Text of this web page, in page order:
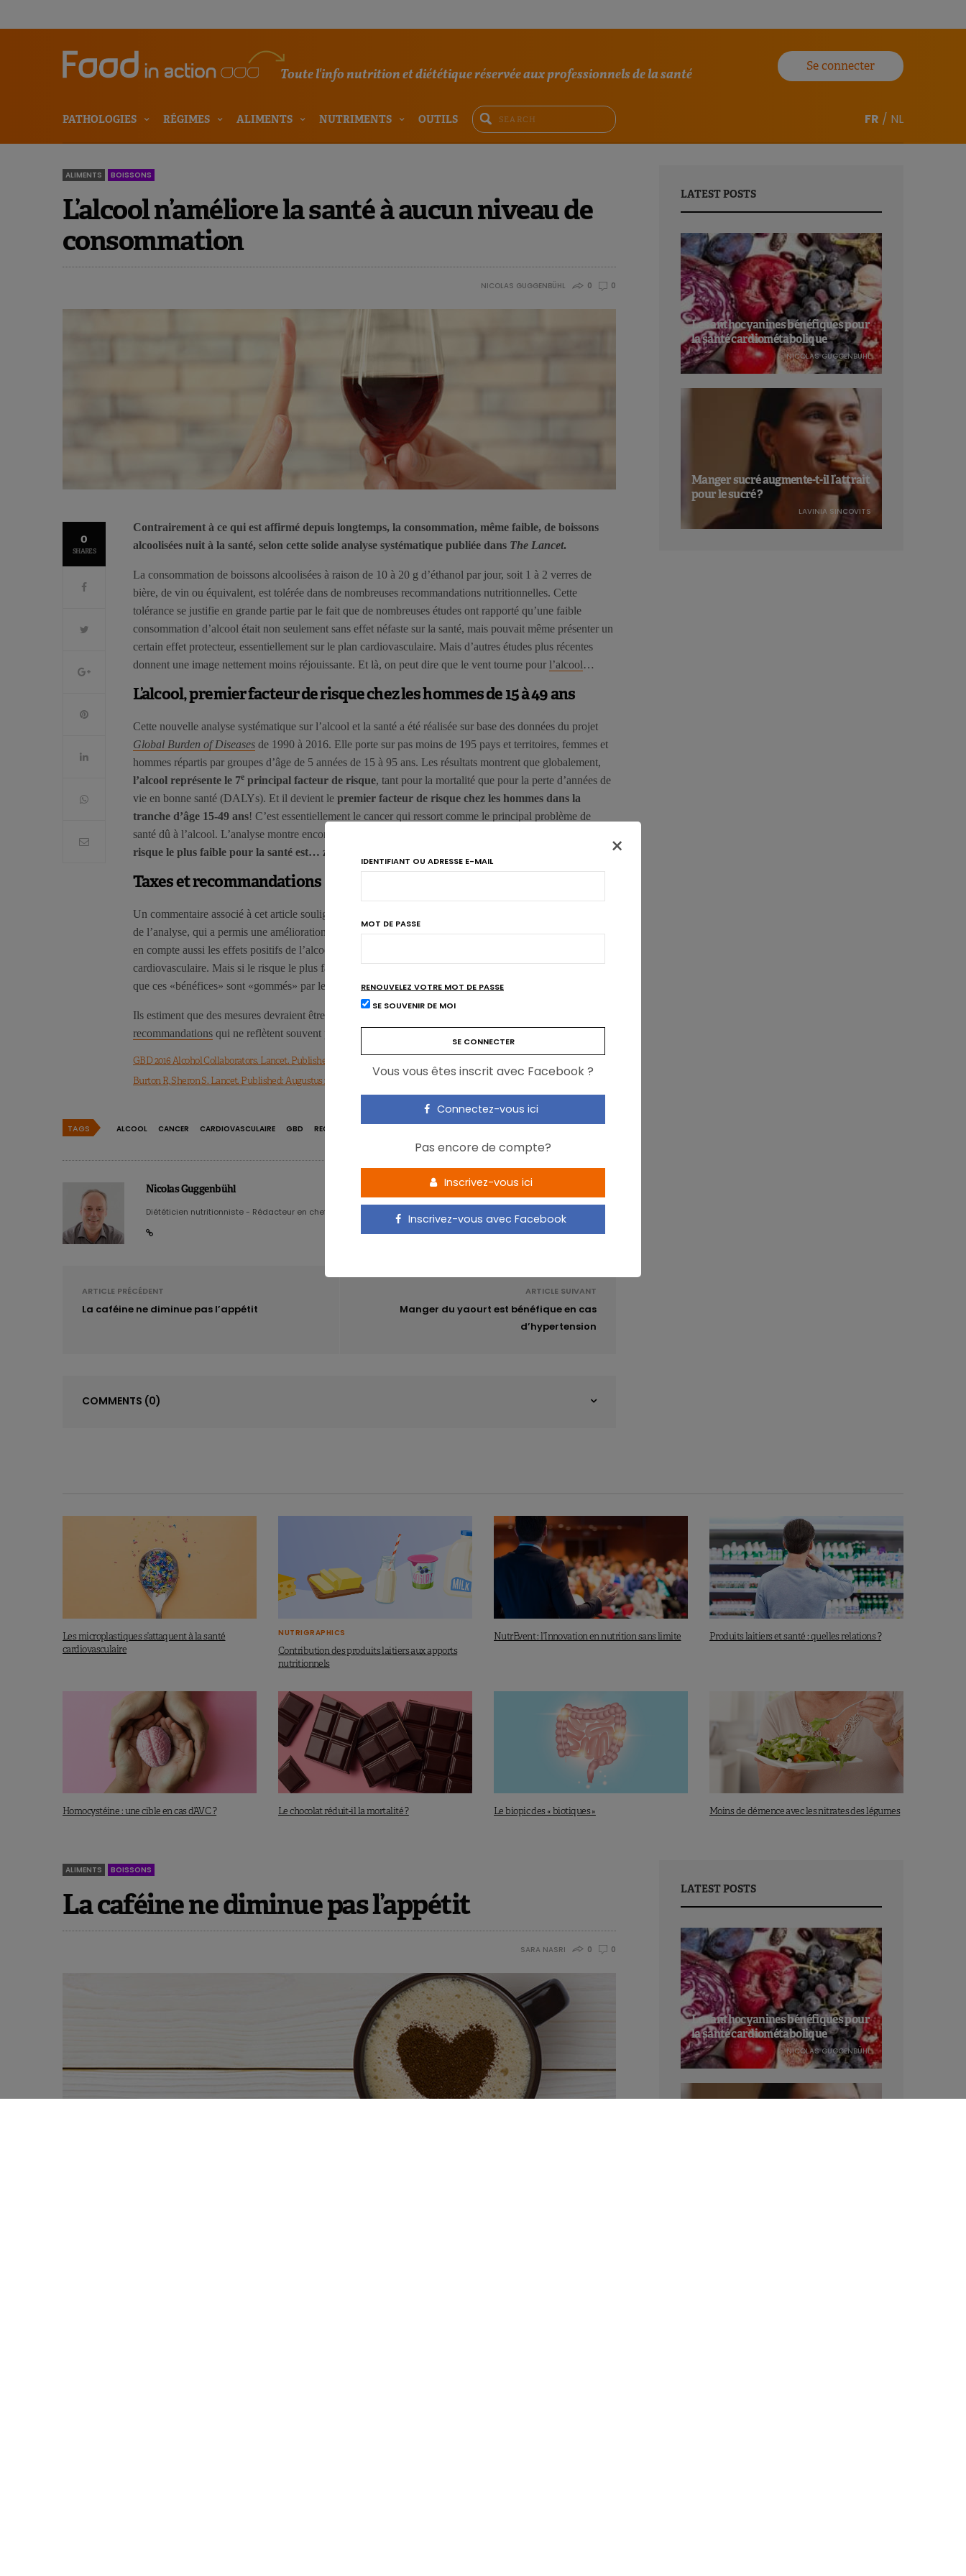
Toute l'info nutrition et diététique réservée aux professionnels de la santé
Se connecter
PATHOLOGIES RÉGIMES ALIMENTS NUTRIMENTS OUTILS FR / NL
ALIMENTS BOISSONS
L’alcool n’améliore la santé à aucun niveau de
consommation
NICOLAS GUGGENBÜHL 0 0
0
SHARES
Contrairement à ce qui est affirmé depuis longtemps, la consommation, même faible, de boissons
alcoolisées nuit à la santé, selon cette solide analyse systématique publiée dans The Lancet.
La consommation de boissons alcoolisées à raison de 10 à 20 g d’éthanol par jour, soit 1 à 2 verres de
bière, de vin ou équivalent, est tolérée dans de nombreuses recommandations nutritionnelles. Cette
tolérance se justifie en grande partie par le fait que de nombreuses études ont rapporté qu’une faible
consommation d’alcool était non seulement sans effet néfaste sur la santé, mais pouvait même présenter un
certain effet protecteur, essentiellement sur le plan cardiovasculaire. Mais d’autres études plus récentes
donnent une image nettement moins réjouissante. Et là, on peut dire que le vent tourne pour l’alcool…
L’alcool, premier facteur de risque chez les hommes de 15 à 49 ans
Cette nouvelle analyse systématique sur l’alcool et la santé a été réalisée sur base des données du projet
Global Burden of Diseases de 1990 à 2016. Elle porte sur pas moins de 195 pays et territoires, femmes et
hommes répartis par groupes d’âge de 5 années de 15 à 95 ans. Les résultats montrent que globalement,
l’alcool représente le 7e principal facteur de risque, tant pour la mortalité que pour la perte d’années de
vie en bonne santé (DALYs). Et il devient le premier facteur de risque chez les hommes dans la
tranche d’âge 15-49 ans! C’est essentiellement le cancer qui ressort comme le principal problème de
santé dû à l’alcool. L’analyse montre encore que
risque le plus faible pour la santé est… zéro
Taxes et recommandations
Un commentaire associé à cet article souligne l’importance et la qualité des données qui ont été utilisées et
de l’analyse, qui a permis une amélioration considérable d’un point de vue méthodologique. L’étude a pris
en compte aussi les effets positifs de l’alcool qui ont été rapportés, essentiellement dans le domaine
cardiovasculaire. Mais si le risque le plus faible est associé à une consommation d’alcool nulle, c’est parce
que ces «bénéfices» sont «gommés» par les nombreux méfaits, dont les cancers.
Ils estiment que des mesures devraient être prises, telles que la taxation, mais aussi une actualisation des
recommandations qui ne reflètent souvent pas ce nouvel état des connaissances sur les méfaits de l’alcool.
GBD 2016 Alcohol Collaborators. Lancet. Published: Augustus 23, 2018.
Burton R, Sheron S. Lancet. Published: Augustus 23, 2018.
TAGS ALCOOL CANCER CARDIOVASCULAIRE GBD RECOMMANDATIONS
Nicolas Guggenbühl
Diététicien nutritionniste - Rédacteur en chef - Partner & Senior Nutrition Expert - Karott'
ARTICLE PRÉCÉDENT
La caféine ne diminue pas l’appétit
ARTICLE SUIVANT
Manger du yaourt est bénéfique en cas
d’hypertension
COMMENTS (0)
LATEST POSTS
Les anthocyanines bénéfiques pour
la santé cardiométabolique
NICOLAS GUGGENBÜHL
Manger sucré augmente-t-il l’attrait
pour le sucré ?
LAVINIA SINCOVITS
Les microplastiques s’attaquent à la santé
cardiovasculaire
NUTRIGRAPHICS
Contribution des produits laitiers aux apports
nutritionnels
NutrEvent : l’Innovation en nutrition sans limite Produits laitiers et santé : quelles relations ?
Homocystéine : une cible en cas d’AVC ? Le chocolat réduit-il la mortalité ? Le biopic des « biotiques » Moins de démence avec les nitrates des légumes
ALIMENTS BOISSONS
La caféine ne diminue pas l’appétit
SARA NASRI 0 0
LATEST POSTS
Les anthocyanines bénéfiques pour
la santé cardiométabolique
NICOLAS GUGGENBÜHL
×
IDENTIFIANT OU ADRESSE E-MAIL
MOT DE PASSE
RENOUVELEZ VOTRE MOT DE PASSE
SE SOUVENIR DE MOI
Vous vous êtes inscrit avec Facebook ?
Connectez-vous ici
Pas encore de compte?
Inscrivez-vous ici
Inscrivez-vous avec Facebook